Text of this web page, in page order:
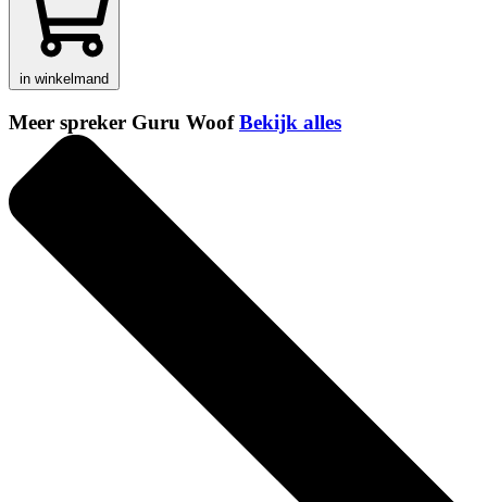
in winkelmand
Meer spreker Guru WoofBekijk alles